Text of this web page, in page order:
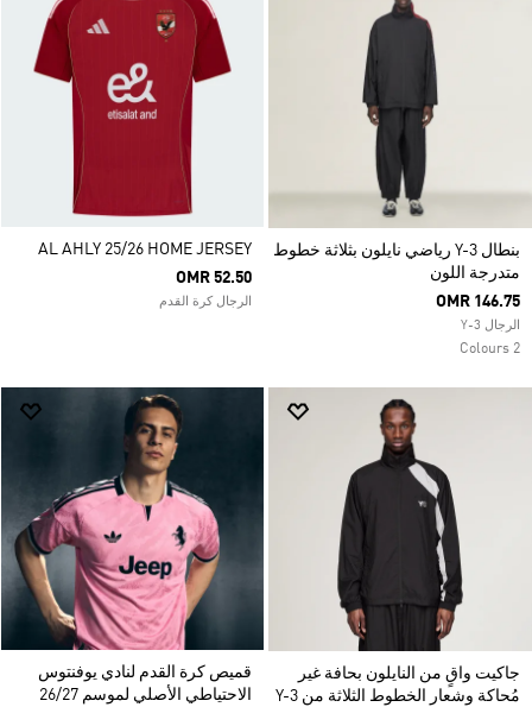
بنطال Y-3 رياضي نايلون بثلاثة خطوط
متدرجة اللون
OMR 146.75
الرجال Y-3
2 Colours
AL AHLY 25/26 HOME JERSEY
OMR 52.50
الرجال كرة القدم
جاكيت واقٍ من النايلون بحافة غير
مُحاكة وشعار الخطوط الثلاثة من Y-3
قميص كرة القدم لنادي يوفنتوس
الاحتياطي الأصلي لموسم 26/27